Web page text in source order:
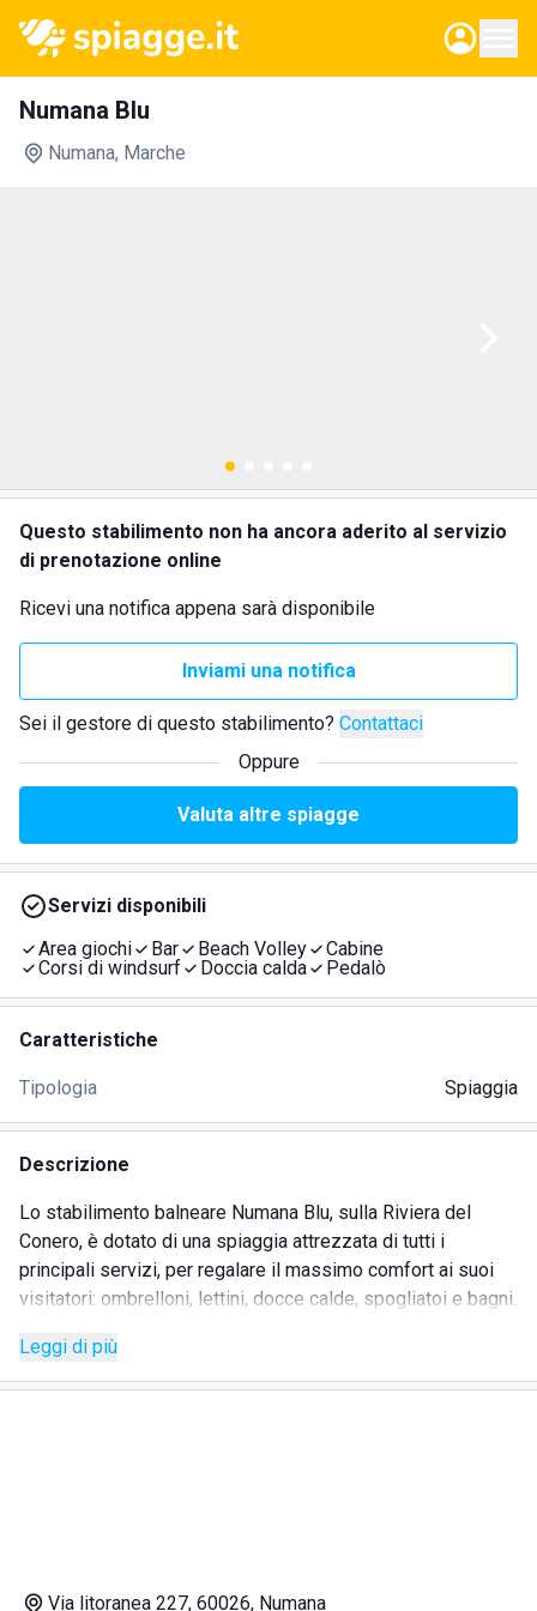
Numana Blu
Numana, Marche
Questo stabilimento non ha ancora aderito al servizio
di prenotazione online
Ricevi una notifica appena sarà disponibile
Inviami una notifica
Sei il gestore di questo stabilimento? Contattaci
Oppure
Valuta altre spiagge
Servizi disponibili
Area giochi
Bar Beach Volley
Cabine
Corsi di windsurf
Doccia calda Pedalò
Caratteristiche
Tipologia Spiaggia
Descrizione
Lo stabilimento balneare Numana Blu, sulla Riviera del
Conero, è dotato di una spiaggia attrezzata di tutti i
principali servizi, per regalare il massimo comfort ai suoi
visitatori: ombrelloni, lettini, docce calde, spogliatoi e bagni.
Caratteristica di questa località è la spiaggia fatta di
sassolini e il mare limpido e profondo quasi subito.
Leggi di più
Via litoranea 227, 60026, Numana